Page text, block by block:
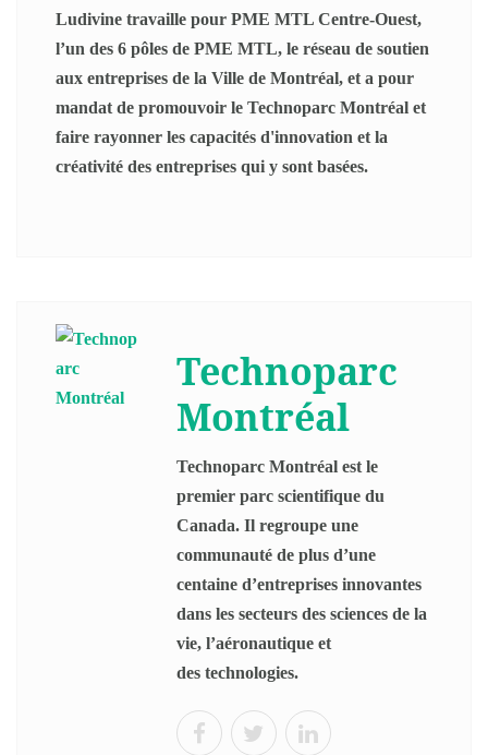
Ludivine travaille pour PME MTL Centre-Ouest,
l’un des 6 pôles de PME MTL, le réseau de soutien
aux entreprises de la Ville de Montréal, et a pour
mandat de promouvoir le Technoparc Montréal et
faire rayonner les capacités d'innovation et la
créativité des entreprises qui y sont basées.
Technoparc
Montréal
Technoparc Montréal est le
premier parc scientifique du
Canada. Il regroupe une
communauté de plus d’une
centaine d’entreprises innovantes
dans les secteurs des sciences de la
vie, l’aéronautique et
des technologies.